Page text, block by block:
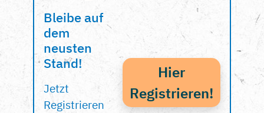
Bleibe auf
dem
neusten
Stand!
Jetzt
Registrieren
Hier
Registrieren!